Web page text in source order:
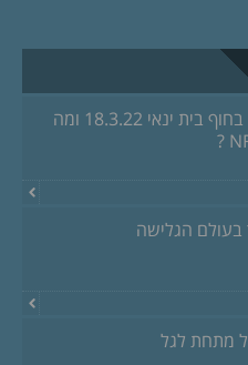
ארוע ניקיון בחוף בית ינאי 18.3.22 ומה
בעולם הגלישה